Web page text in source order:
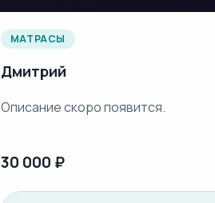
МАТРАСЫ
Дмитрий
Описание скоро появится.
30 000 ₽